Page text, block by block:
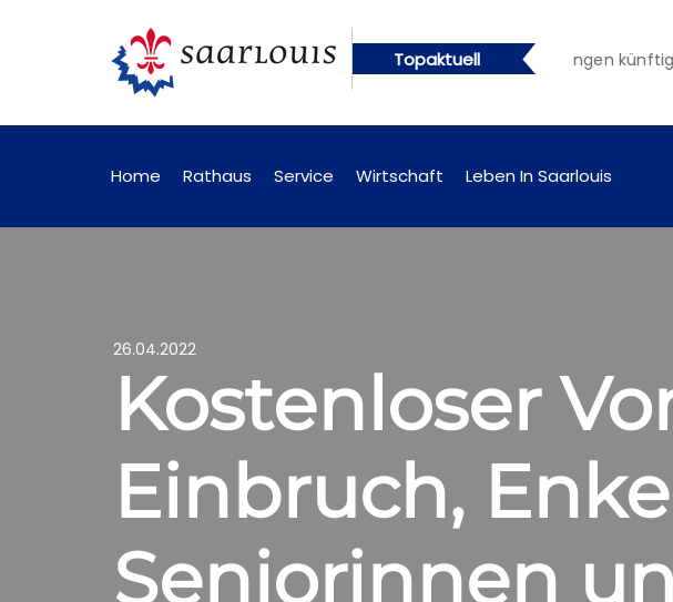
Topaktuell
künftig online abrufbar Öffentliche Bekanntmachungen künftig
Home Rathaus Service Wirtschaft Leben In Saarlouis
26.04.2022
Kostenloser
Einbruch,
Seniorinnen